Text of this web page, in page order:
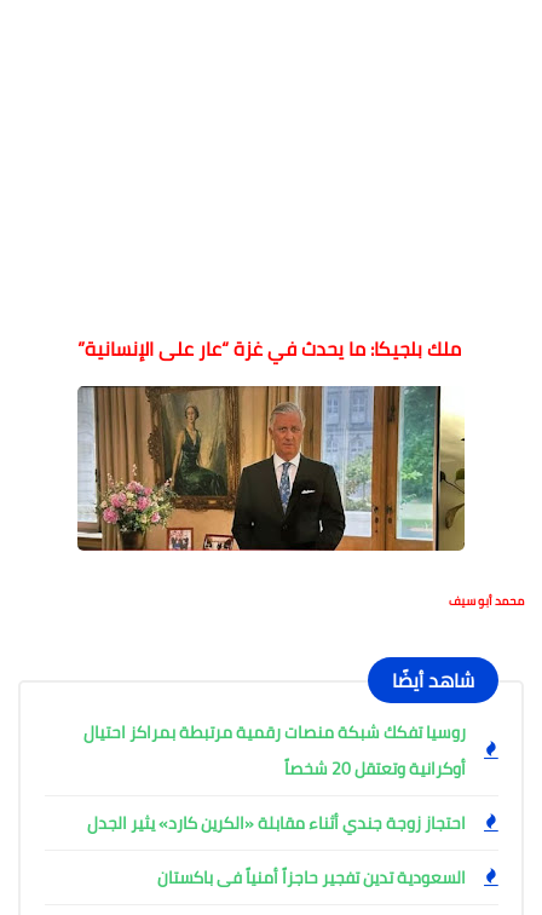
ملك بلجيكا: ما يحدث في غزة “عار على الإنسانية”
محمد أبو سيف
شاهد أيضًا
روسيا تفكك شبكة منصات رقمية مرتبطة بمراكز احتيال
أوكرانية وتعتقل 20 شخصاً
احتجاز زوجة جندي أثناء مقابلة «الكرين كارد» يثير الجدل
السعودية تدين تفجير حاجزاً أمنياً فى باكستان